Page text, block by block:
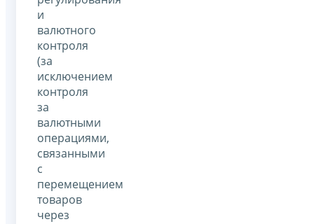
и
валютного
контроля
(за
исключением
контроля
за
валютными
операциями,
связанными
с
перемещением
товаров
через